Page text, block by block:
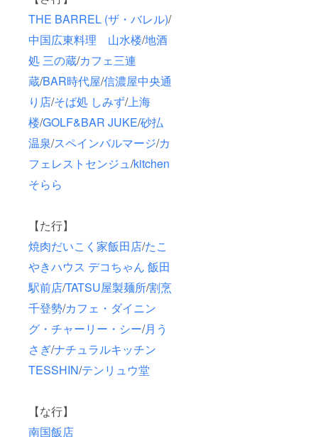
THE BARREL (ザ・バレル)/
中国広東料理 山水楼/地酒
処 三の蔵/カフェ三連
蔵/BAR時代屋/信濃屋中央通
り店/そば処 しみず/上海
楼/GOLF&BAR JUKE/砂払
温泉/スペインバルマージ/カ
フェレストセンジュ/kitchen
そらら
【た行】
焼肉だいこく家飯田店/たこ
やきハウス デコちゃん 飯田
駅前店/TATSU屋製麺所/割烹
千登勢/カフェ・ダイニン
グ・チャーリー・シー/月う
さぎ/ナチュラルキッチン
TESSHIN/テンリュウ堂
【な行】
南国飯店